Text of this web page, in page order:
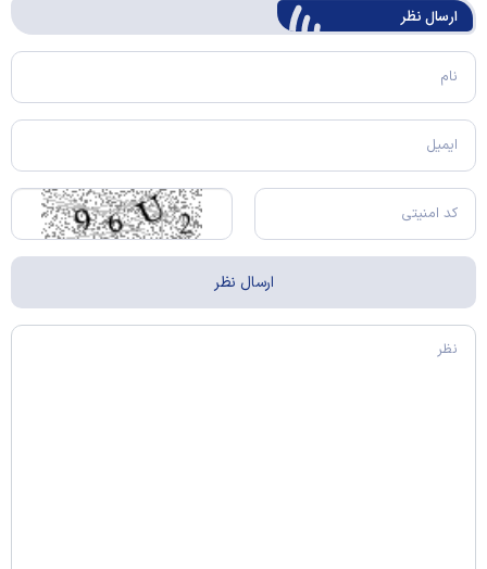
ارسال‌ نظر